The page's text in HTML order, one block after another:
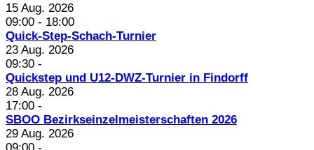
15 Aug. 2026
09:00 - 18:00
Quick-Step-Schach-Turnier
23 Aug. 2026
09:30 -
Quickstep und U12-DWZ-Turnier in Findorff
28 Aug. 2026
17:00 -
SBOO Bezirkseinzelmeisterschaften 2026
29 Aug. 2026